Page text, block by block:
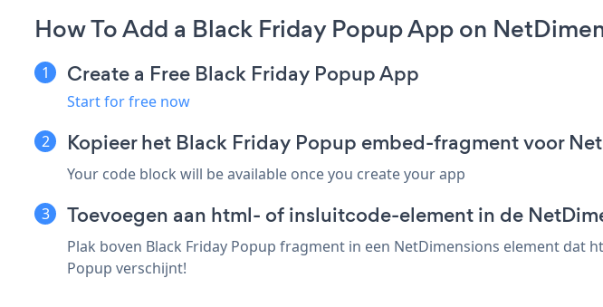
How To Add a Black Friday Popup App on
Create a Free Black Friday Popup App
Start for free now
Kopieer het Black Friday Popup embed-fragment voor
Your code block will be available once you create your app
Toevoegen aan html- of insluitcode-element in de
Plak boven Black Friday Popup fragment in een NetDimensions element dat
Popup verschijnt!